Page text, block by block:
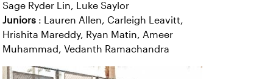
Sage Ryder Lin, Luke Saylor
Juniors : Lauren Allen, Carleigh Leavitt,
Hrishita Mareddy, Ryan Matin, Ameer
Muhammad, Vedanth Ramachandra